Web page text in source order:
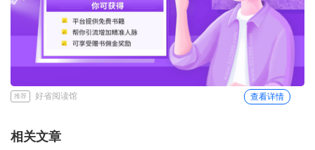
推荐 好省阅读馆 查看详情
相关文章